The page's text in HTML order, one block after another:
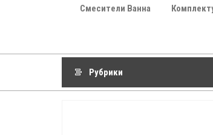
Смесители Ванна
Рубрики